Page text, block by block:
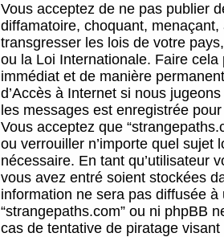
Vous acceptez de ne pas publier
diffamatoire, choquant,
transgresser les lois de votre
ou la Loi Internationale. Faire
immédiat et de manière
d’Accès à Internet si nous
les messages est enregistrée
Vous acceptez que
ou verrouiller n’importe quel sujet
nécessaire. En tant qu’utilisateur
vous avez entré soient stockées
information ne sera pas diffusée
“strangepaths.com” ou ni phpBB
cas de tentative de piratage